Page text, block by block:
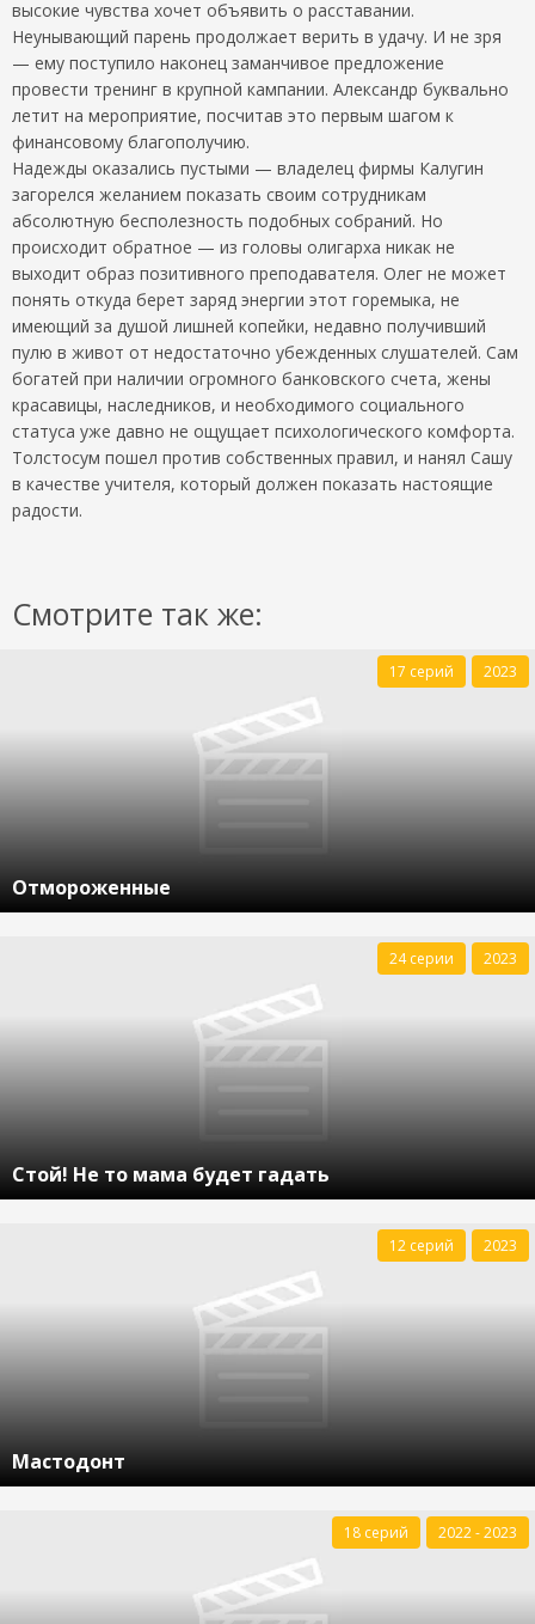
высокие чувства хочет объявить о расставании.
Неунывающий парень продолжает верить в удачу. И не зря
— ему поступило наконец заманчивое предложение
провести тренинг в крупной кампании. Александр буквально
летит на мероприятие, посчитав это первым шагом к
финансовому благополучию.
Надежды оказались пустыми — владелец фирмы Калугин
загорелся желанием показать своим сотрудникам
абсолютную бесполезность подобных собраний. Но
происходит обратное — из головы олигарха никак не
выходит образ позитивного преподавателя. Олег не может
понять откуда берет заряд энергии этот горемыка, не
имеющий за душой лишней копейки, недавно получивший
пулю в живот от недостаточно убежденных слушателей. Сам
богатей при наличии огромного банковского счета, жены
красавицы, наследников, и необходимого социального
статуса уже давно не ощущает психологического комфорта.
Толстосум пошел против собственных правил, и нанял Сашу
в качестве учителя, который должен показать настоящие
радости.
Смотрите так же:
Отмороженные
17 серий 2023
Стой! Не то мама будет гадать
24 серии 2023
Мастодонт
12 серий 2023
18 серий 2022 - 2023